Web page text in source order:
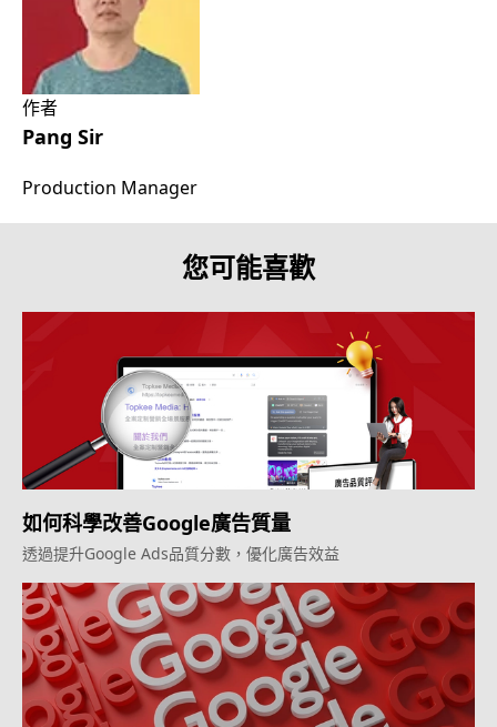
作者
Pang Sir
Production Manager
您可能喜歡
如何科學改善Google廣告質量
透過提升Google Ads品質分數，優化廣告效益